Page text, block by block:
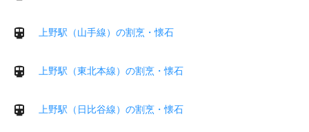
上野駅（山手線）の割烹・懐石
上野駅（東北本線）の割烹・懐石
上野駅（日比谷線）の割烹・懐石